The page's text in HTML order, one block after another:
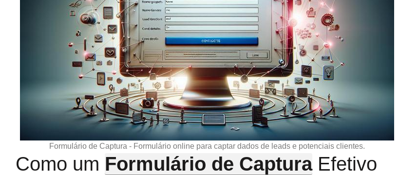
Formulário de Captura - Formulário online para captar dados de leads e potenciais clientes.
Como um Formulário de CapturaEfetivo